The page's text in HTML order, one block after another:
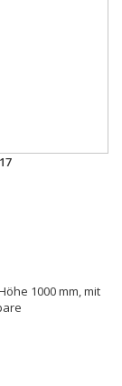
1000 mm, mit